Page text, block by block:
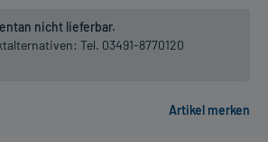
nicht lieferbar.
Tel. 03491-8770120